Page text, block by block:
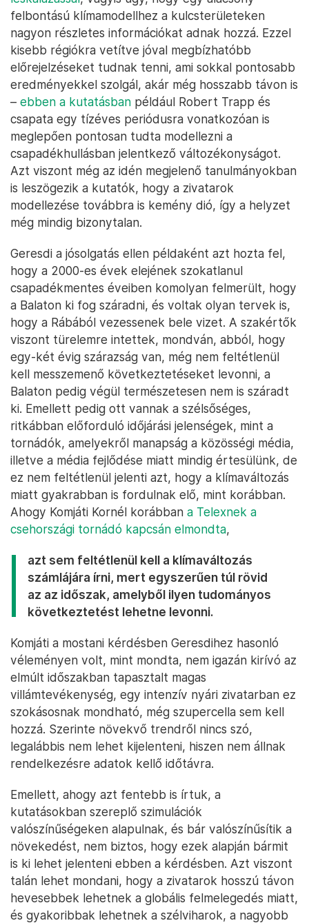
felbontású klímamodellhez a kulcsterületeken
nagyon részletes információkat adnak hozzá. Ezzel
kisebb régiókra vetítve jóval megbízhatóbb
előrejelzéseket tudnak tenni, ami sokkal pontosabb
eredményekkel szolgál, akár még hosszabb távon is
– ebben a kutatásban például Robert Trapp és
csapata egy tízéves periódusra vonatkozóan is
meglepően pontosan tudta modellezni a
csapadékhullásban jelentkező változékonyságot.
Azt viszont még az idén megjelenő tanulmányokban
is leszögezik a kutatók, hogy a zivatarok
modellezése továbbra is kemény dió, így a helyzet
még mindig bizonytalan.
Geresdi a jósolgatás ellen példaként azt hozta fel,
hogy a 2000-es évek elejének szokatlanul
csapadékmentes éveiben komolyan felmerült, hogy
a Balaton ki fog száradni, és voltak olyan tervek is,
hogy a Rábából vezessenek bele vizet. A szakértők
viszont türelemre intettek, mondván, abból, hogy
egy-két évig szárazság van, még nem feltétlenül
kell messzemenő következtetéseket levonni, a
Balaton pedig végül természetesen nem is száradt
ki. Emellett pedig ott vannak a szélsőséges,
ritkábban előforduló időjárási jelenségek, mint a
tornádók, amelyekről manapság a közösségi média,
illetve a média fejlődése miatt mindig értesülünk, de
ez nem feltétlenül jelenti azt, hogy a klímaváltozás
miatt gyakrabban is fordulnak elő, mint korábban.
Ahogy Komjáti Kornél korábban a Telexnek a
csehországi tornádó kapcsán elmondta,
azt sem feltétlenül kell a klímaváltozás
számlájára írni, mert egyszerűen túl rövid
az az időszak, amelyből ilyen tudományos
következtetést lehetne levonni.
Komjáti a mostani kérdésben Geresdihez hasonló
véleményen volt, mint mondta, nem igazán kirívó az
elmúlt időszakban tapasztalt magas
villámtevékenység, egy intenzív nyári zivatarban ez
szokásosnak mondható, még szupercella sem kell
hozzá. Szerinte növekvő trendről nincs szó,
legalábbis nem lehet kijelenteni, hiszen nem állnak
rendelkezésre adatok kellő időtávra.
Emellett, ahogy azt fentebb is írtuk, a
kutatásokban szereplő szimulációk
valószínűségeken alapulnak, és bár valószínűsítik a
növekedést, nem biztos, hogy ezek alapján bármit
is ki lehet jelenteni ebben a kérdésben. Azt viszont
talán lehet mondani, hogy a zivatarok hosszú távon
hevesebbek lehetnek a globális felmelegedés miatt,
és gyakoribbak lehetnek a szélviharok, a nagyobb